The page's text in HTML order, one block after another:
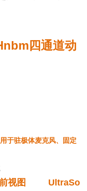
四通道动
于驻极体麦克风、固定
视图
UltraSo